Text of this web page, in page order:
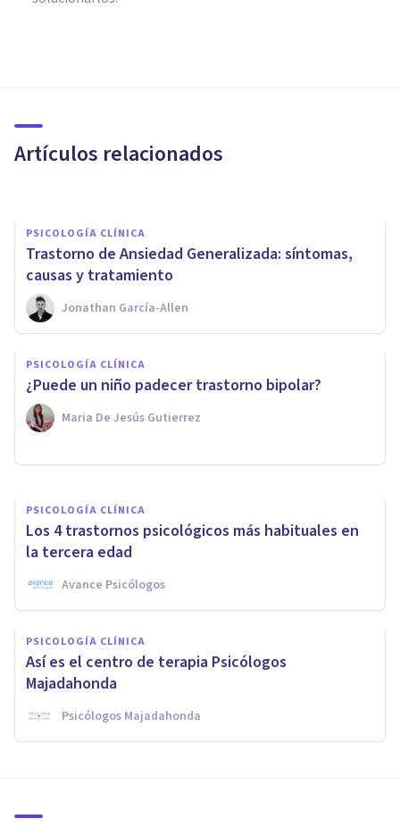
Artículos relacionados
tratar la ansiedad
PSICOLOGÍA CLÍNICA
Trastorno de Ansiedad Generalizada: síntomas,
causas y tratamiento
Jonathan García-Allen
PSICOLOGÍA CLÍNICA
¿Puede un niño padecer trastorno bipolar?
Maria De Jesús Gutierrez
PSICOLOGÍA CLÍNICA
Realidad Virtual y
Psicoterapia: estas son sus
cualidades
PSICOLOGÍA CLÍNICA
Los 4 trastornos psicológicos más habituales en
la tercera edad
Avance Psicólogos
PSICOLOGÍA CLÍNICA
Así es el centro de terapia Psicólogos
Majadahonda
Psicólogos Majadahonda